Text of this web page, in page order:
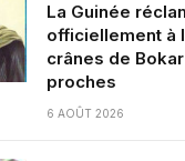
La Guinée
officiellement à
crânes de
proches
6 AOÛT 2026